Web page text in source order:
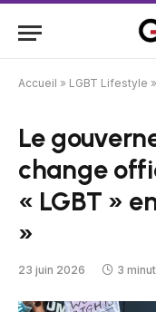
Accueil » LGBT Lifestyle »
Le
change
« LGBT »
»
23 juin 2026 3